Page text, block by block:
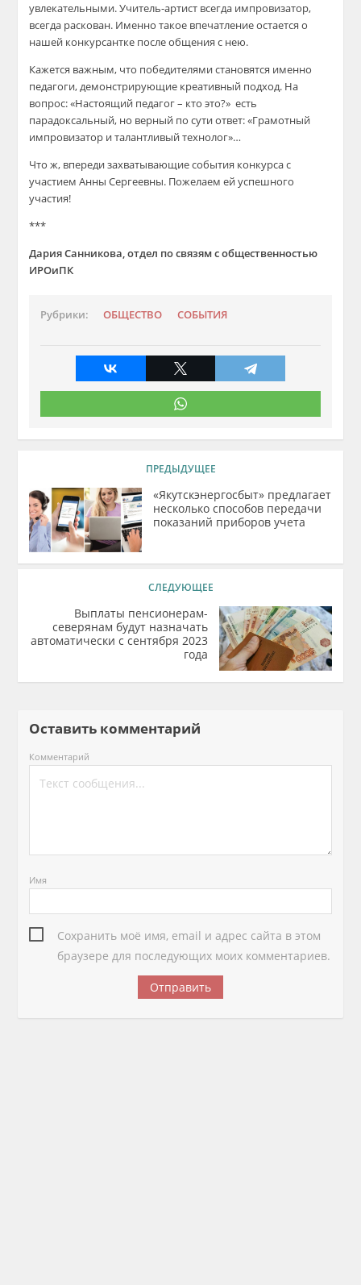
увлекательными. Учитель-артист всегда импровизатор,
всегда раскован. Именно такое впечатление остается о
нашей конкурсантке после общения с нею.
Кажется важным, что победителями становятся именно
педагоги, демонстрирующие креативный подход. На
вопрос: «Настоящий педагог – кто это?» есть
парадоксальный, но верный по сути ответ: «Грамотный
импровизатор и талантливый технолог»…
Что ж, впереди захватывающие события конкурса с
участием Анны Сергеевны. Пожелаем ей успешного
участия!
***
Дария Санникова, отдел по связям с общественностью
ИРОиПК
Рубрики: ОБЩЕСТВО СОБЫТИЯ
ПРЕДЫДУЩЕЕ
«Якутскэнергосбыт» предлагает
несколько способов передачи
показаний приборов учета
СЛЕДУЮЩЕЕ
Выплаты пенсионерам-
северянам будут назначать
автоматически с сентября 2023
года
Оставить комментарий
Комментарий
Имя
Сохранить моё имя, email и адрес сайта в этом
браузере для последующих моих комментариев.